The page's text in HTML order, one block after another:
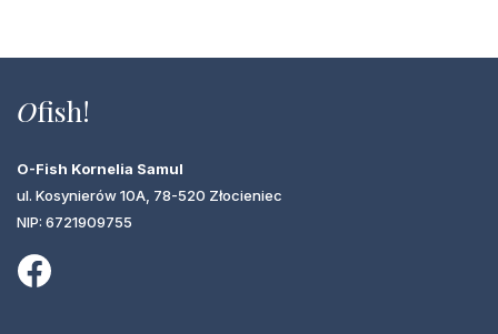
Ofish!
O-Fish Kornelia Samul
ul. Kosynierów 10A, 78-520 Złocieniec
NIP: 6721909755